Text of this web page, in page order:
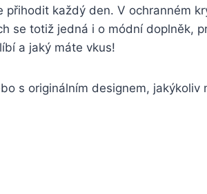
každý den. V ochranném
se totiž jedná i o módní doplněk,
a jaký máte vkus!
s originálním designem, jakýkoliv